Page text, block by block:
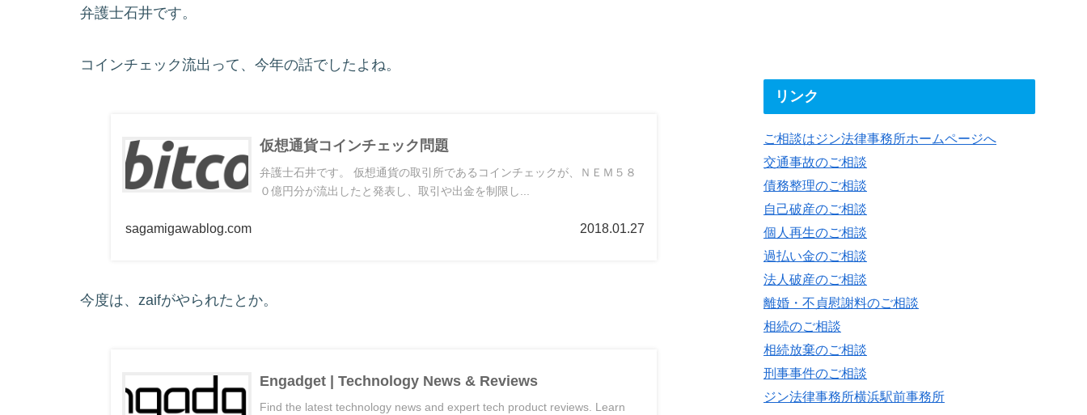
弁護士石井です。
コインチェック流出って、今年の話でしたよね。
仮想通貨コインチェック問題
弁護士石井です。 仮想通貨の取引所であるコインチェックが、ＮＥＭ５８
０億円分が流出したと発表し、取引や出金を制限し...
sagamigawablog.com 2018.01.27
今度は、zaifがやられたとか。
Engadget | Technology News & Reviews
Find the latest technology news and expert tech product reviews. Learn
リンク
ご相談はジン法律事務所ホームページへ
交通事故のご相談
債務整理のご相談
自己破産のご相談
個人再生のご相談
過払い金のご相談
法人破産のご相談
離婚・不貞慰謝料のご相談
相続のご相談
相続放棄のご相談
刑事事件のご相談
ジン法律事務所横浜駅前事務所